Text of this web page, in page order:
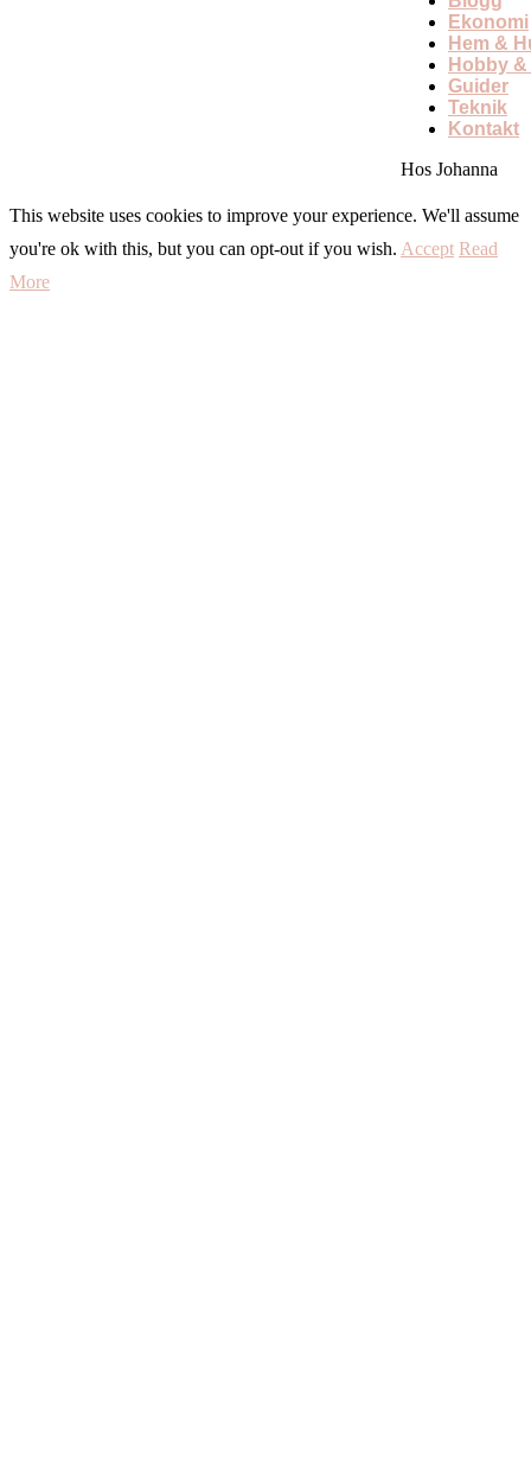
Ekonomi
Hem &
Hobby
Guider
Teknik
Kontakt
Hos Johanna
This website uses cookies to improve your experience. We'll assume
you're ok with this, but you can opt-out if you wish. Accept Read
More